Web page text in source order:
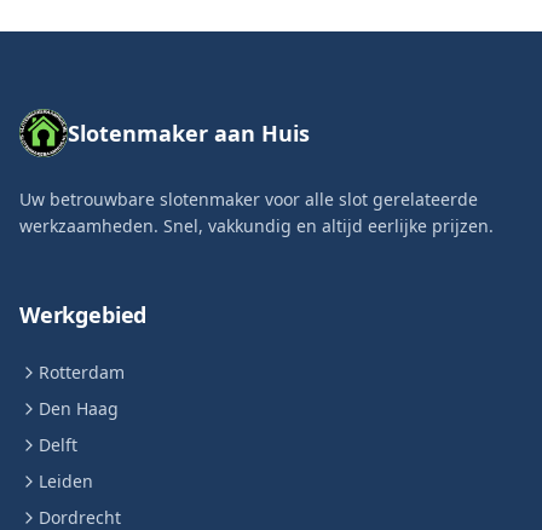
Slotenmaker aan Huis
Uw betrouwbare slotenmaker voor alle slot gerelateerde
werkzaamheden. Snel, vakkundig en altijd eerlijke prijzen.
Werkgebied
Rotterdam
Den Haag
Delft
Leiden
Dordrecht